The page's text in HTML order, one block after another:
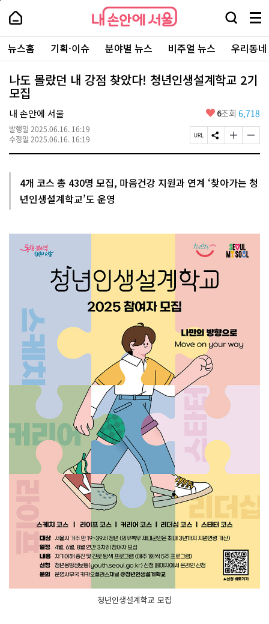
본
로
가
내
손
안
에
서
울
-
서
울
시
대
표
소
통
포
내
손
에
울
검
창
열
기
메
뉴
전
체
보
기
주
요
서
뉴스홈 기획·이슈 분야별 뉴스 비주얼 뉴스 우리동
나도 몰랐던 내 강점 찾았다! 청년인생설계학교 2기
모집
내 손안에 서울
발행일 2025.06.16. 16:19
수정일 2025.06.16. 16:19
좋
요
6조회 6,718
페
이
R
L
S
N
유
하
글
자
크
게
기
글
자
작
게
기
4개 코스 총 430명 모집, 마음건강 지원과 연계 ‘찾아가는 청
년인생설계학교’도 운영
청년인생설계학교 모집
페
상
단
로